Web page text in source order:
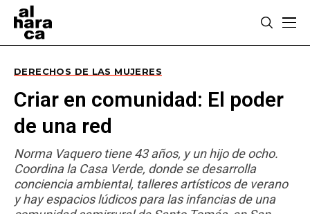
DERECHOS DE LAS MUJERES
Criar en comunidad: El poder
de una red
Norma Vaquero tiene 43 años, y un hijo de ocho.
Coordina la Casa Verde, donde se desarrolla
conciencia ambiental, talleres artísticos de verano
y hay espacios lúdicos para las infancias de una